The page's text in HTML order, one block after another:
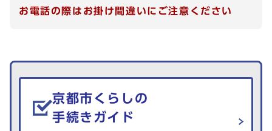
お電話の際はお掛け間違いにご注意ください
生活情報を探す
京都市くらしの
手続きガイド